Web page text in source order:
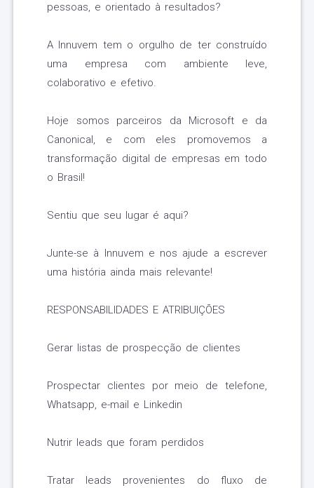
pessoas, e orientado à resultados?
A Innuvem tem o orgulho de ter construído
uma empresa com ambiente leve,
colaborativo e efetivo.
Hoje somos parceiros da Microsoft e da
Canonical, e com eles promovemos a
transformação digital de empresas em todo
o Brasil!
Sentiu que seu lugar é aqui?
Junte-se à Innuvem e nos ajude a escrever
uma história ainda mais relevante!
RESPONSABILIDADES E ATRIBUIÇÕES
Gerar listas de prospecção de clientes
Prospectar clientes por meio de telefone,
Whatsapp, e-mail e Linkedin
Nutrir leads que foram perdidos
Tratar leads provenientes do fluxo de